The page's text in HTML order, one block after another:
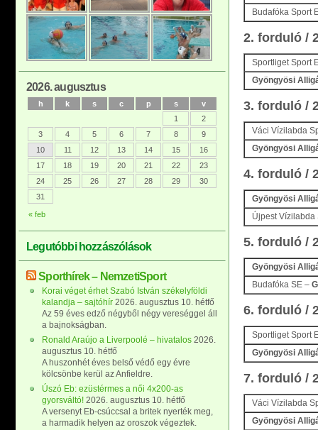
Budafóka Sport
2. forduló /
Sportliget Sport
Gyöngyösi
3. forduló /
Váci Vízilabda
Gyöngyösi
4. forduló /
Gyöngyösi
Újpest
5. forduló /
Gyöngyösi
Budafóka SE –
6. forduló /
Sportliget Sport
Gyöngyösi
7. forduló /
Váci Vízilabda
Gyöngyösi
2026. augusztus
h k s c p s v
« feb
1
2
3
4 5 6 7 8
9
10
11 12 13 14 15
16
17
18 19 20 21 22
23
24
25 26 27 28 29
30
31
Legutóbbi hozzászólások
Sporthírek – NemzetiSport
Korai véget érhet Szabó István székelyföldi
kalandja – sajtóhír 2026. augusztus 10. hétfő
Az 59 éves edző négyből négy vereséggel áll
a bajnokságban.
Ronald Araújo a Liverpoolé – hivatalos 2026.
augusztus 10. hétfő
A huszonhét éves belső védő egy évre
kölcsönbe kerül az Anfieldre.
Úszó Eb: ezüstérmes a női 4x200-as
gyorsváltó! 2026. augusztus 10. hétfő
A versenyt Eb-csúccsal a britek nyerték meg,
a harmadik helyen az oroszok végeztek.